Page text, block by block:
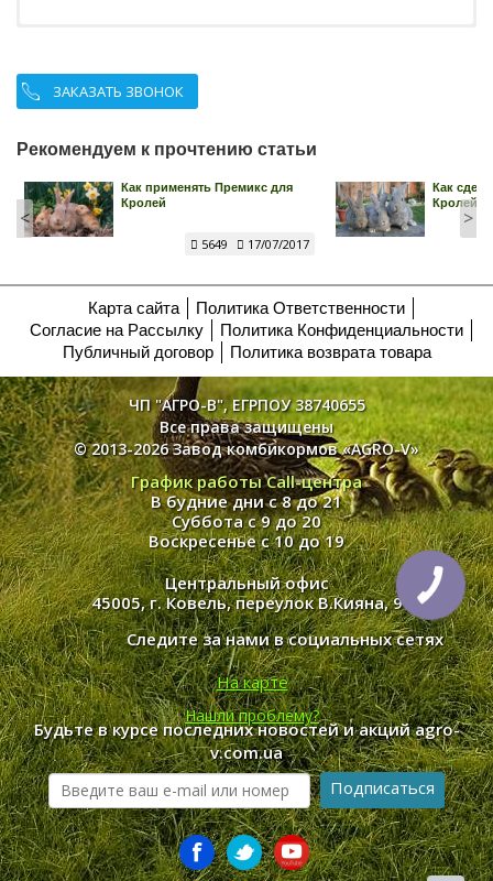
ЗАКАЗАТЬ ЗВОНОК
Рекомендуем к прочтению статьи
Как применять Премикс для
Кролей
5649 17/07/2017
Как
Кролей
< >
Карта сайта
Политика Ответственности
Согласие на Рассылку
Политика Конфиденциальности
Публичный договор
Политика возврата товара
ЧП "АГРО-В", ЕГРПОУ 38740655
Все права защищены
© 2013-2026 Завод комбикормов «AGRO-V»
График работы Call-центра
В будние дни с 8 до 21
Суббота с 9 до 20
Воскресенье с 10 до 19
Нашли проблему?
Центральный офис
45005, г. Ковель, переулок В.Кияна, 9
На карте
Следите за нами в социальных сетях
Будьте в курсе последних новостей и акций agro-
v.com.ua